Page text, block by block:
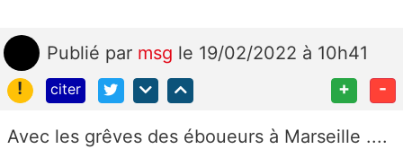
Publié par msg le 19/02/2022 à 10h41
!
citer + -
Avec les grêves des éboueurs à Marseille ....